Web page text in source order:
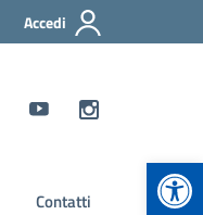
Accedi
Contatti